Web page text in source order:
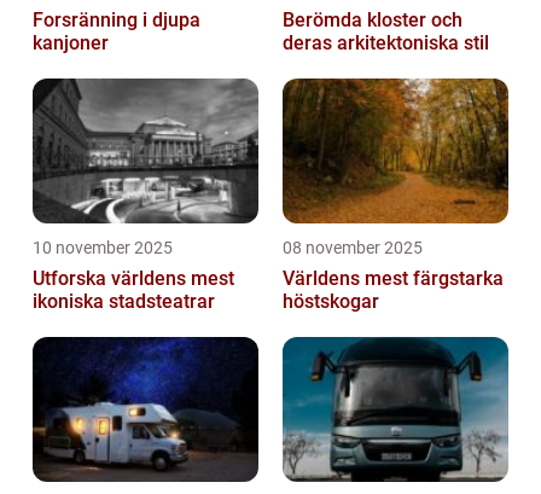
Forsränning i djupa
kanjoner
Berömda kloster och
deras arkitektoniska stil
10 november 2025
Utforska världens mest
ikoniska stadsteatrar
08 november 2025
Världens mest färgstarka
höstskogar